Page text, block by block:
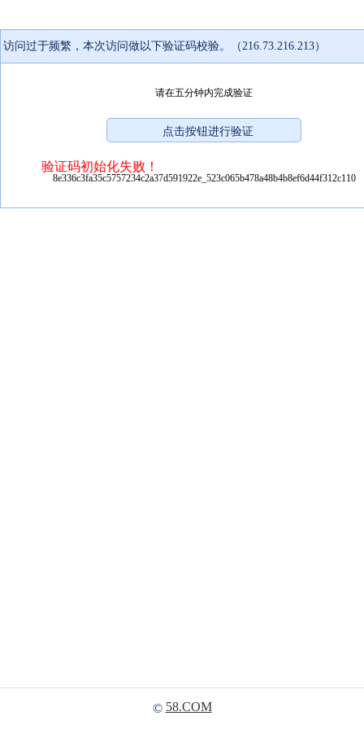
访问过于频繁，本次访问做以下验证码校验。（216.73.216.213）
请在五分钟内完成验证
验证码初始化失败！
8e336c3fa35c5757234c2a37d591922e_523c065b478a48b4b8ef6d44f312c110
© 58.COM